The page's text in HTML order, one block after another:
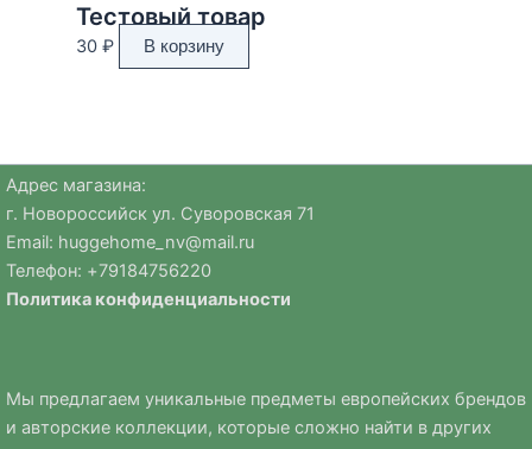
Тестовый товар
30 ₽ В корзину
Адрес магазина:
г. Новороссийск ул. Суворовская 71
Email: huggehome_nv@mail.ru
Телефон: +79184756220
Политика конфиденциальности
Мы предлагаем уникальные предметы европейских брендов
и авторские коллекции, которые сложно найти в других